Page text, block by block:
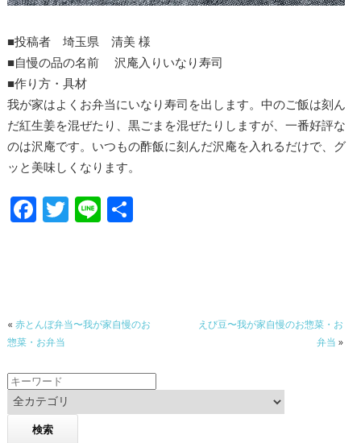
■投稿者 埼玉県 清美 様
■自慢の品の名前 沢庵入りいなり寿司
■作り方・具材
我が家はよくお弁当にいなり寿司を出します。中のご飯は刻ん
だ紅生姜を混ぜたり、黒ごまを混ぜたりしますが、一番好評な
のは沢庵です。いつもの酢飯に刻んだ沢庵を入れるだけで、グ
ッと美味しくなります。
F
o
o
k
T Li 共
« 赤とんぼ弁当〜我が家自慢のお
惣菜・お弁当
えび豆〜我が家自慢のお惣菜・お
弁当 »